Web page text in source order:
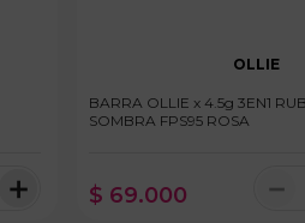
＋
OLLIE
BARRA OLLIE x 4.5g 3EN1
SOMBRA FPS95 ROSA
$ 69.000 －